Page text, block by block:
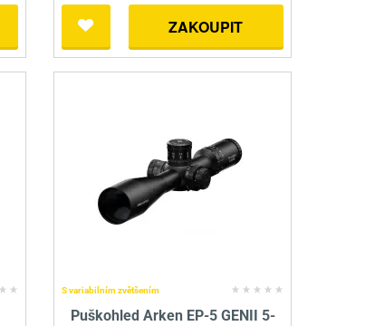
ZAKOUPIT
S variabilním zvětšením
Puškohled Arken EP-5 GENII 5-